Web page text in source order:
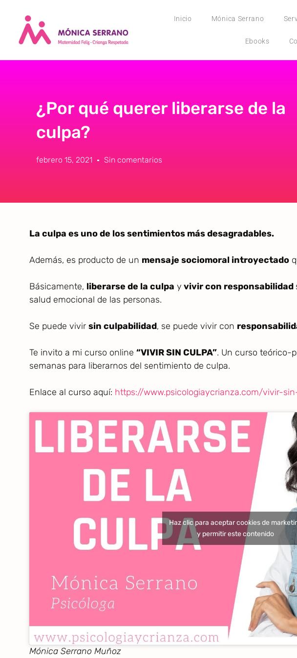
Inicio Mónica Serrano
Ebooks
¿Por qué querer liberarse de la
culpa?
febrero 15, 2021 Sin comentarios
La culpa es uno de los sentimientos más desagradables.
Además, es producto de un mensaje sociomoral introyectado
Básicamente, liberarse de la culpa y vivir con responsabilidad
salud emocional de las personas.
Se puede vivir sin culpabilidad, se puede vivir con
Te invito a mi curso online “VIVIR SIN CULPA”. Un curso teórico-
semanas para liberarnos del sentimiento de culpa.
Enlace al curso aquí: https://www.psicologiaycrianza.com/vivir-
Haz clic para aceptar cookies de
y permitir este contenido
Mónica Serrano Muñoz